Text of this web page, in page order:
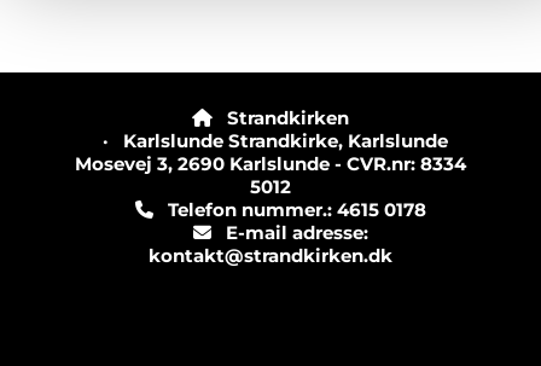

Strandkirken
· Karlslunde Strandkirke, Karlslunde
Mosevej 3, 2690 Karlslunde - CVR.nr: 8334
5012
Telefon nummer.: 4615 0178
E-mail adresse:
kontakt@strandkirken.dk